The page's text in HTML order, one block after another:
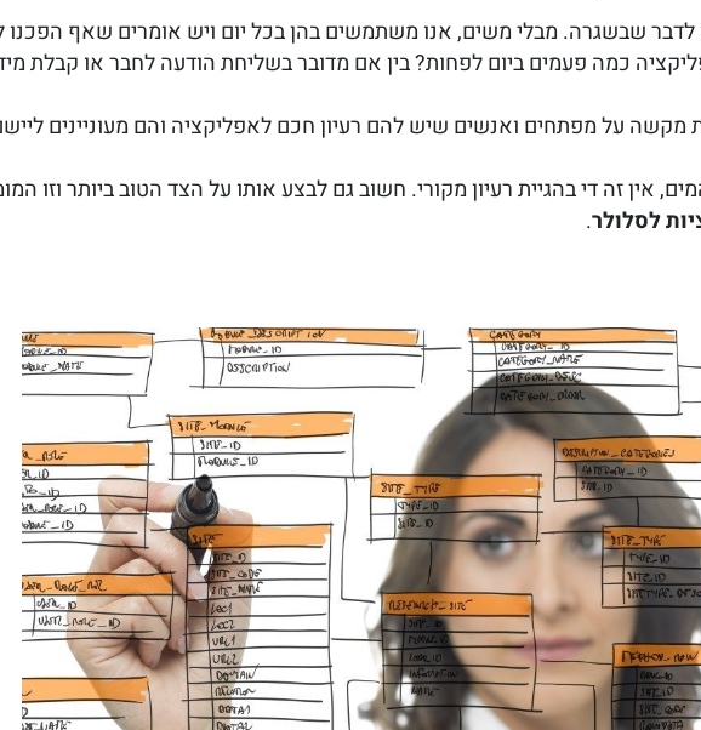
שבשגרה. מבלי משים, אנו משתמשים בהן בכל יום ויש אומרים שאף הפכנו
כמה פעמים ביום לפחות? בין אם מדובר בשליחת הודעה לחבר או קבלת
מקשה על מפתחים ואנשים שיש להם רעיון חכם לאפליקציה והם מעוניינים
אין זה די בהגיית רעיון מקורי. חשוב גם לבצע אותו על הצד הטוב ביותר וזו
לסלולר.